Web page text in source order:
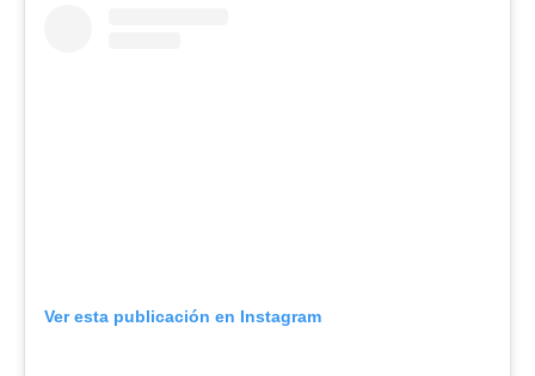
Ver esta publicación en Instagram